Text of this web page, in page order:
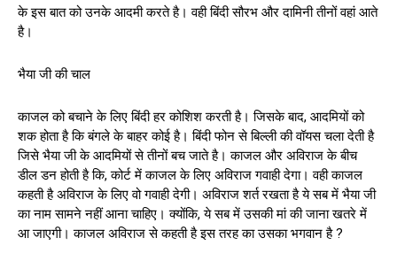
के इस बात को उनके आदमी करते है। वही बिंदी सौरभ और दामिनी तीनों वहां आते
है।
भैया जी की चाल
काजल को बचाने के लिए बिंदी हर कोशिश करती है। जिसके बाद, आदमियों को
शक होता है कि बंगले के बाहर कोई है। बिंदी फोन से बिल्ली की वॉयस चला देती है
जिसे भैया जी के आदमियों से तीनों बच जाते है। काजल और अविराज के बीच
डील डन होती है कि, कोर्ट में काजल के लिए अविराज गवाही देगा। वही काजल
कहती है अविराज के लिए वो गवाही देगी। अविराज शर्त रखता है ये सब में भैया जी
का नाम सामने नहीं आना चाहिए। क्योंकि, ये सब में उसकी मां की जाना खतरे में
आ जाएगी। काजल अविराज से कहती है इस तरह का उसका भगवान है ?